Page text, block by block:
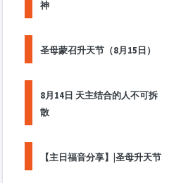
神
圣母蒙召升天节（8月15日）
8月14日 天主结合的人不可拆
散
【主日福音分享】|圣母升天节